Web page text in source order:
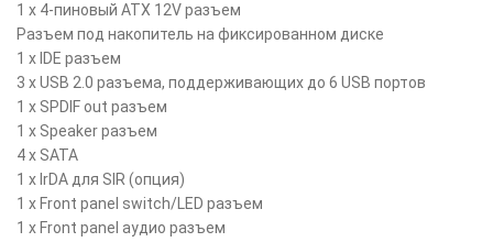
1 x 4-пиновый ATX 12V разъем
Разъем под накопитель на фиксированном диске
1 x IDE разъем
3 x USB 2.0 разъема, поддерживающих до 6 USB портов
1 x SPDIF out разъем
1 x Speaker разъем
4 x SATA
1 x IrDA для SIR (опция)
1 x Front panel switch/LED разъем
1 x Front panel аудио разъем